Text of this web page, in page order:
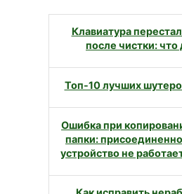
Клавиатура
после чистки: что
Топ-10 лучших
Ошибка при
папки:
устройство не